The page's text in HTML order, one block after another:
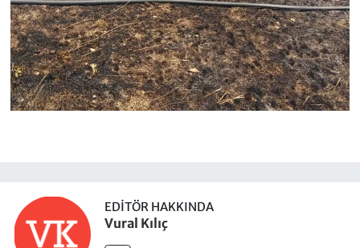
EDITÖR HAKKINDA
Vural Kılıç